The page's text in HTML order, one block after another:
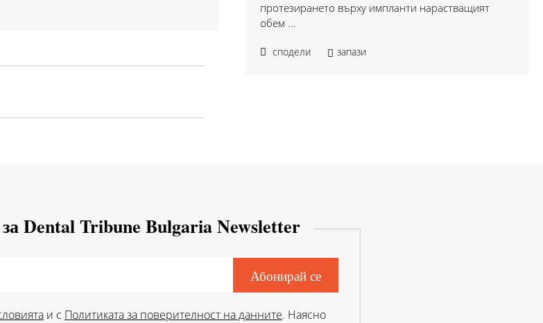
протезирането върху импланти нарастващият
обем ...
сподели запази
Dental Tribune Bulgaria Newsletter
и с Политиката за поверителност на данните. Наясно